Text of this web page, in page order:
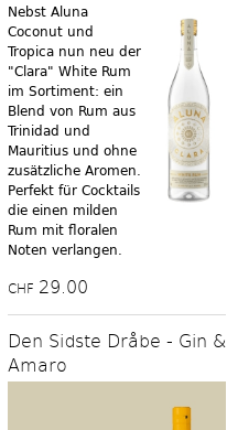
Nebst Aluna
Coconut und
Tropica nun neu der
"Clara" White Rum
im Sortiment: ein
Blend von Rum aus
Trinidad und
Mauritius und ohne
zusätzliche Aromen.
Perfekt für Cocktails
die einen milden
Rum mit floralen
Noten verlangen.
CHF 29.00
Den Sidste Dråbe - Gin &
Amaro